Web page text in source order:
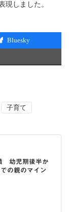
現しました。
Bluesky
子育て
幼児期後半か
の親のマイン